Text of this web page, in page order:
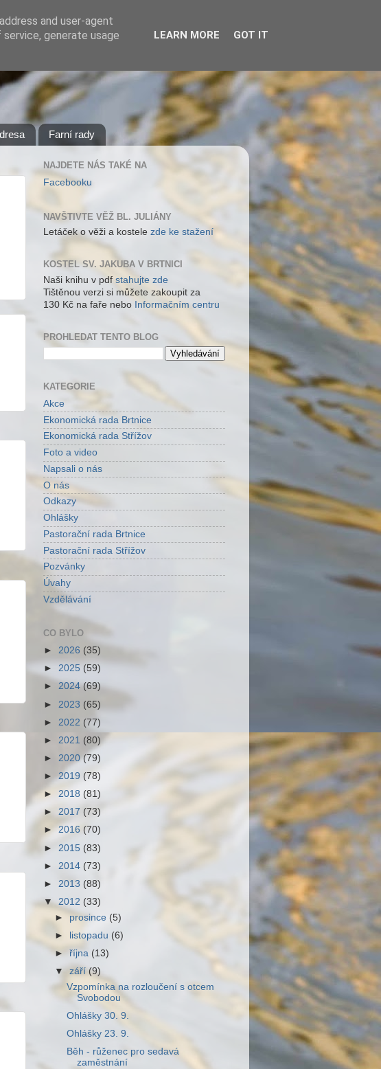
Farní rady
NAJDETE NÁS TAKÉ NA
Facebooku
NAVŠTIVTE VĚŽ BL. JULIÁNY
Letáček o věži a kostele zde ke stažení
KOSTEL SV. JAKUBA V BRTNICI
Naši knihu v pdf stahujte zde
Tištěnou verzi si můžete zakoupit za
130 Kč na faře nebo Informačním centru
PROHLEDAT TENTO BLOG
KATEGORIE
Akce
Ekonomická rada Brtnice
Ekonomická rada Střížov
Foto a video
Napsali o nás
O nás
Odkazy
Ohlášky
Pastorační rada Brtnice
Pastorační rada Střížov
Pozvánky
Úvahy
Vzdělávání
CO BYLO
► 2026 (35)
► 2025 (59)
► 2024(69)
► 2023 (65)
► 2022 (77)
► 2021 (80)
► 2020(79)
►2019 (78)
► 2018 (81)
► 2017 (73)
►2016 (70)
► 2015 (83)
► 2014 (73)
► 2013 (88)
▼ 2012 (33)
► prosince (5)
►
listopadu (6)
►října (13)
▼září(9)
Vzpomínka na rozloučení s otcem
Svobodou
Ohlášky 30. 9.
Ohlášky 23. 9.
Běh - růženec pro sedavá
zaměstnání
and user-agent
generate usage
LEARN MORE GOT IT